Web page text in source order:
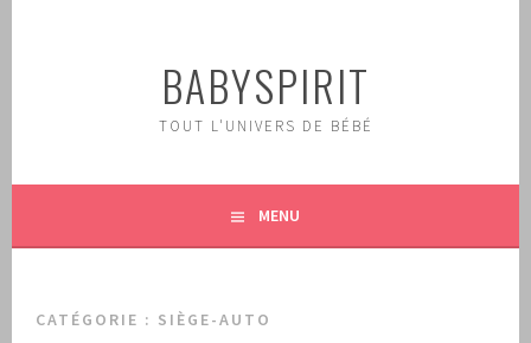
BABYSPIRIT
TOUT L'UNIVERS DE BÉBÉ
MENU
CATÉGORIE : SIÈGE-AUTO